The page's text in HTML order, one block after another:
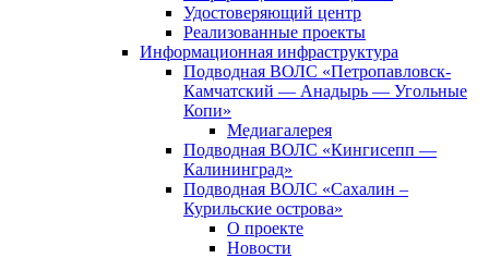
Удостоверяющий центр
Реализованные проекты
Информационная инфраструктура
Подводная ВОЛС «Петропавловск-
Камчатский — Анадырь — Угольные
Копи»
Медиагалерея
Подводная ВОЛС «Кингисепп —
Калининград»
Подводная ВОЛС «Сахалин –
Курильские острова»
О проекте
Новости